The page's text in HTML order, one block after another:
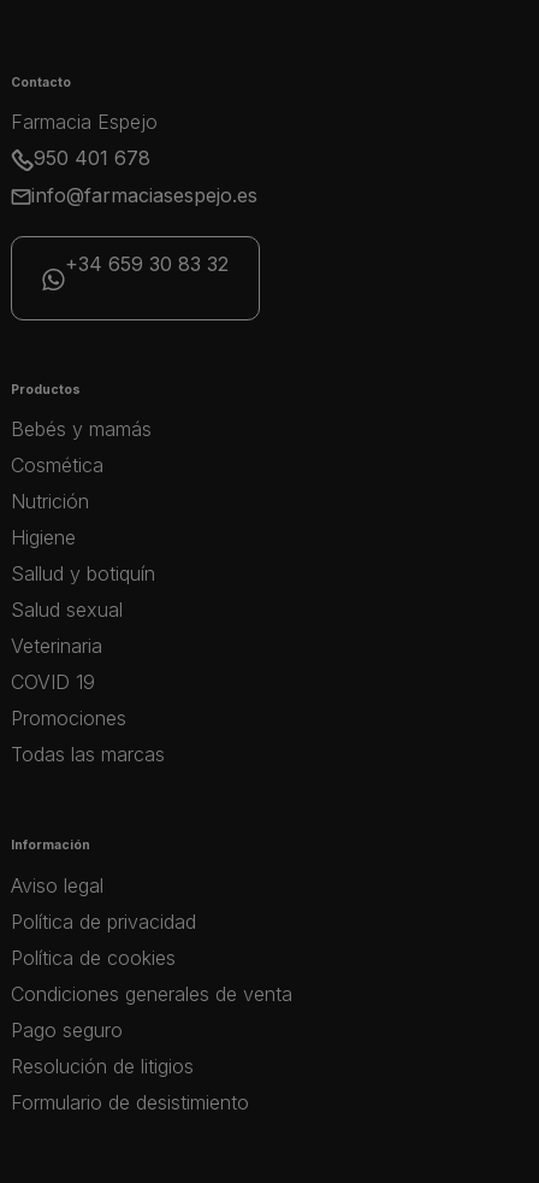
Contacto
Farmacia Espejo
950 401 678
info@farmaciasespejo.es
+34 659 30 83 32
Productos
Bebés y mamás
Cosmética
Nutrición
Higiene
Sallud y botiquín
Salud sexual
Veterinaria
COVID 19
Promociones
Todas las marcas
Información
Aviso legal
Política de privacidad
Política de cookies
Condiciones generales de venta
Pago seguro
Resolución de litigios
Formulario de desistimiento